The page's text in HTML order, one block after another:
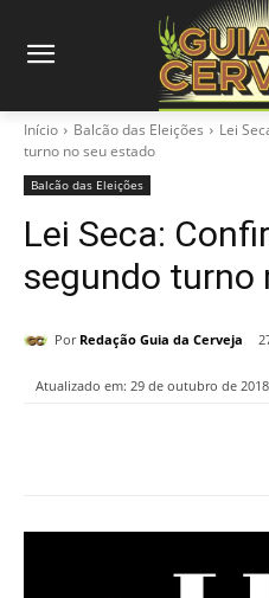
Início Balcão das Eleições
Lei
turno no seu estado
Balcão das Eleições
Lei Seca:
segundo turno
Por Redação Guia da Cerveja
Atualizado em: 29 de outubro de 2018